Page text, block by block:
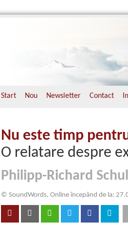
Start Nou Newsletter Contact
Nu este timp
O relatare despre
Philipp-Richard
© SoundWords, Online începând de la: